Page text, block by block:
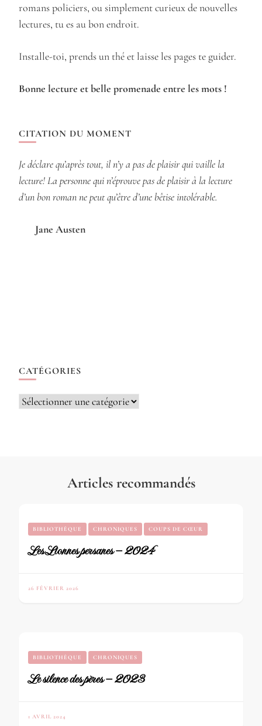
romans policiers, ou simplement curieux de nouvelles
lectures, tu es au bon endroit.
Installe-toi, prends un thé et laisse les pages te guider.
Bonne lecture et belle promenade entre les mots !
CITATION DU MOMENT
Je déclare qu’après tout, il n’y a pas de plaisir qui vaille la
lecture! La personne qui n’éprouve pas de plaisir à la lecture
d’un bon roman ne peut qu’être d’une bêtise intolérable.
Jane Austen
CATÉGORIES
Catégories
Articles recommandés
BIBLIOTHÈQUE CHRONIQUES COUPS DE CŒUR
Les Lionnes persanes – 2024
26 FÉVRIER 2026
BIBLIOTHÈQUE CHRONIQUES
Le silence des pères – 2023
1 AVRIL 2024